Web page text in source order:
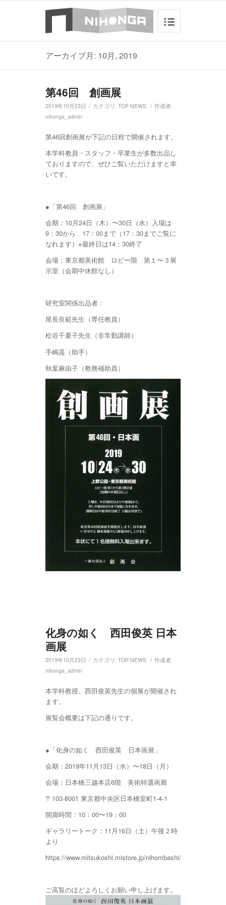
アーカイブ月: 10月, 2019
第46回 創画展
2019年10月23日 / カテゴリ: TOP NEWS / 作成者:
nihonga_admin
第46回創画展が下記の日程で開催されます。
本学科教員・スタッフ・卒業生が多数出品し
ておりますので、ぜひご覧いただけますと幸
いです。
●「第46回 創画展」
会期：10月24日（木）〜30日（水）入場は
9：30から 17：00まで（17：30までご覧に
なれます）※最終日は14：30終了
会場：東京都美術館 ロビー階 第１〜３展
示室（会期中休館なし）
研究室関係出品者：
尾長良範先生（専任教員）
松谷千夏子先生（非常勤講師）
手嶋遥（助手）
秋葉麻由子（教務補助員）
化身の如く 西田俊英 日本
画展
2019年10月23日 / カテゴリ: TOP NEWS / 作成者:
nihonga_admin
本学科教授、西田俊英先生の個展が開催され
ます。
展覧会概要は下記の通りです。
●「化身の如く 西田俊英 日本画展」
会期：2019年11月13日（水）〜18日（月）
会場：日本橋三越本店6階 美術特選画廊
〒103-8001 東京都中央区日本橋室町1-4-1
開廊時間：10：00〜19：00
ギャラリートーク：11月16日（土）午後２時
より
https://www.mitsukoshi.mistore.jp/nihombashi/shops/art/art/
ご高覧のほどよろしくお願い申し上げます。